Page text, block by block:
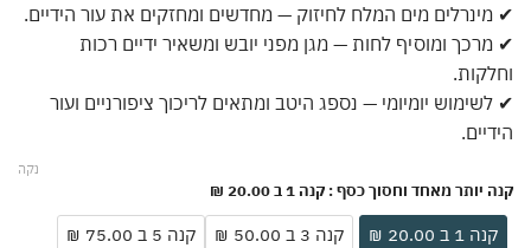
✔ מינרלים מים המלח לחיזוק — מחדשים ומחזקים את עור הידיים.
✔ מרכך ומוסיף לחות — מגן מפני יובש ומשאיר ידיים רכות
וחלקות.
✔ לשימוש יומיומי — נספג היטב ומתאים לריכוך ציפורניים ועור
הידיים.
קנה יותר מאחד וחסוך כסף: קנה 1 ב 20.00 ₪
קנה 1 ב 20.00 ₪ קנה 3 ב 50.00 ₪ קנה 5 ב 75.00 ₪
נקה